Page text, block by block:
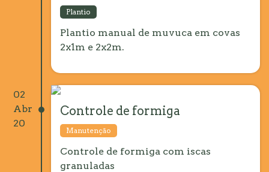
Plantio
Plantio manual de muvuca em covas
2x1m e 2x2m.
02
Abr
20
Controle de formiga
Manutenção
Controle de formiga com iscas
granuladas